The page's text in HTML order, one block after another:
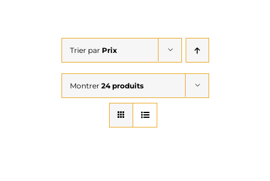
Trier par Prix
Montrer 24 produits